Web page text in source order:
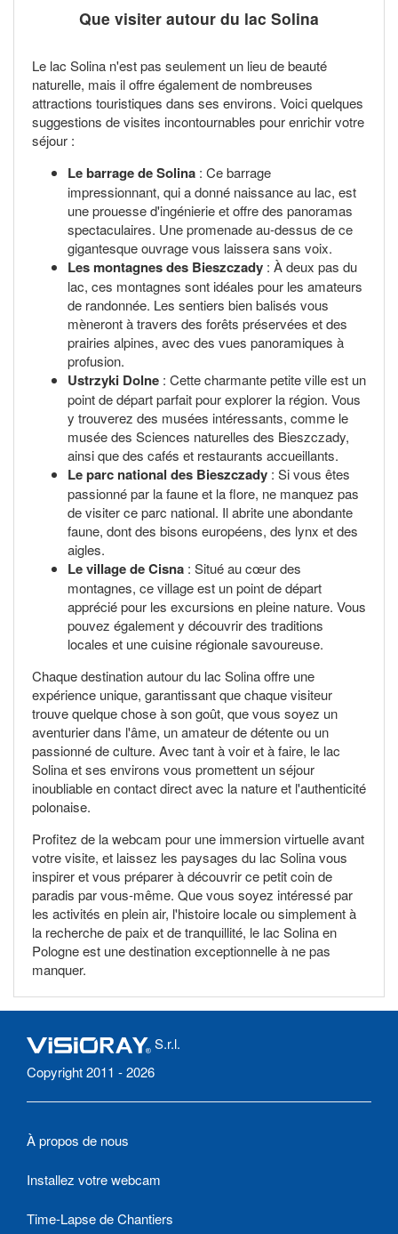
Que visiter autour du lac Solina
Le lac Solina n'est pas seulement un lieu de beauté
naturelle, mais il offre également de nombreuses
attractions touristiques dans ses environs. Voici quelques
suggestions de visites incontournables pour enrichir votre
séjour :
Le barrage de Solina : Ce barrage
impressionnant, qui a donné naissance au lac, est
une prouesse d'ingénierie et offre des panoramas
spectaculaires. Une promenade au-dessus de ce
gigantesque ouvrage vous laissera sans voix.
Les montagnes des Bieszczady : À deux pas du
lac, ces montagnes sont idéales pour les amateurs
de randonnée. Les sentiers bien balisés vous
mèneront à travers des forêts préservées et des
prairies alpines, avec des vues panoramiques à
profusion.
Ustrzyki Dolne : Cette charmante petite ville est un
point de départ parfait pour explorer la région. Vous
y trouverez des musées intéressants, comme le
musée des Sciences naturelles des Bieszczady,
ainsi que des cafés et restaurants accueillants.
Le parc national des Bieszczady : Si vous êtes
passionné par la faune et la flore, ne manquez pas
de visiter ce parc national. Il abrite une abondante
faune, dont des bisons européens, des lynx et des
aigles.
Le village de Cisna : Situé au cœur des
montagnes, ce village est un point de départ
apprécié pour les excursions en pleine nature. Vous
pouvez également y découvrir des traditions
locales et une cuisine régionale savoureuse.
Chaque destination autour du lac Solina offre une
expérience unique, garantissant que chaque visiteur
trouve quelque chose à son goût, que vous soyez un
aventurier dans l'âme, un amateur de détente ou un
passionné de culture. Avec tant à voir et à faire, le lac
Solina et ses environs vous promettent un séjour
inoubliable en contact direct avec la nature et l'authenticité
polonaise.
Profitez de la webcam pour une immersion virtuelle avant
votre visite, et laissez les paysages du lac Solina vous
inspirer et vous préparer à découvrir ce petit coin de
paradis par vous-même. Que vous soyez intéressé par
les activités en plein air, l'histoire locale ou simplement à
la recherche de paix et de tranquillité, le lac Solina en
Pologne est une destination exceptionnelle à ne pas
manquer.
S.r.l.
Copyright 2011 - 2026
À propos de nous
Installez votre webcam
Time-Lapse de Chantiers